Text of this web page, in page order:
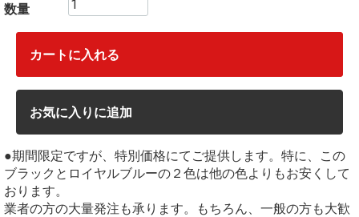
数量
カートに入れる
お気に入りに追加
●期間限定ですが、特別価格にてご提供します。特に、この
ブラックとロイヤルブルーの２色は他の色よりもお安くして
おります。
業者の方の大量発注も承ります。もちろん、一般の方も大歓